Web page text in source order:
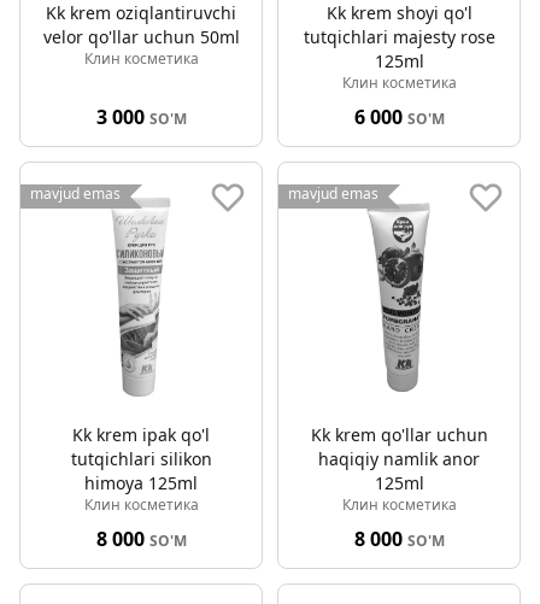
Kk krem oziqlantiruvchi
velor qo'llar uchun 50ml
Клин косметика
3 000 SO'M
Kk krem shoyi qo'l
tutqichlari majesty rose
125ml
Клин косметика
6 000 SO'M
mavjud emas
Kk krem ipak qo'l
tutqichlari silikon
himoya 125ml
Клин косметика
8 000 SO'M
mavjud emas
Kk krem qo'llar uchun
haqiqiy namlik anor
125ml
Клин косметика
8 000 SO'M